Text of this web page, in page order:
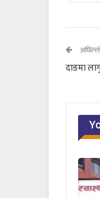
दाङमा